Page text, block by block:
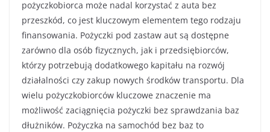
pożyczkobiorca może nadal korzystać z auta bez
przeszkód, co jest kluczowym elementem tego rodzaju
finansowania. Pożyczki pod zastaw aut są dostępne
zarówno dla osób fizycznych, jak i przedsiębiorców,
którzy potrzebują dodatkowego kapitału na rozwój
działalności czy zakup nowych środków transportu. Dla
wielu pożyczkobiorców kluczowe znaczenie ma
możliwość zaciągnięcia pożyczki bez sprawdzania baz
dłużników. Pożyczka na samochód bez baz to